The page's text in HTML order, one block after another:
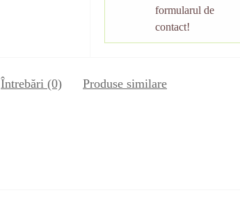
formularul de
contact!
Întrebări (0) Produse similare